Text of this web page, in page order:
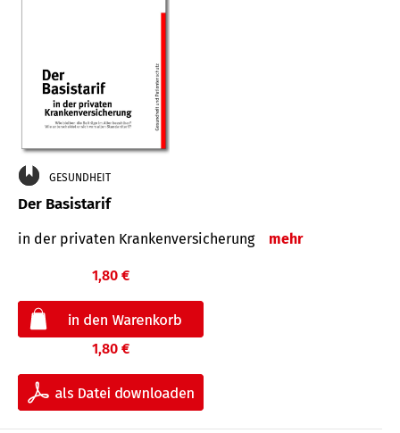
GESUNDHEIT
Der Basistarif
in der privaten Kran­ken­ver­siche­rung mehr
1,80 €
1,80 €